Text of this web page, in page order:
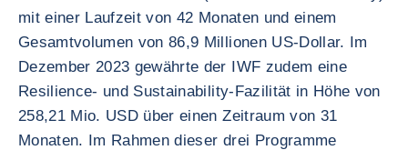
mit einer Laufzeit von 42 Monaten und einem
Gesamtvolumen von 86,9 Millionen US-Dollar. Im
Dezember 2023 gewährte der IWF zudem eine
Resilience- und Sustainability-Fazilität in Höhe von
258,21 Mio. USD über einen Zeitraum von 31
Monaten. Im Rahmen dieser drei Programme